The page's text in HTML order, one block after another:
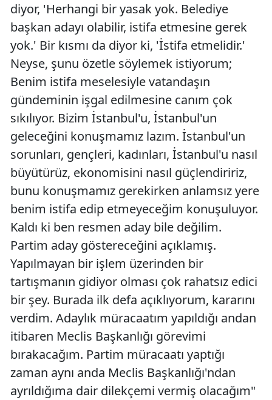
diyor, 'Herhangi bir yasak yok. Belediye
başkan adayı olabilir, istifa etmesine gerek
yok.' Bir kısmı da diyor ki, 'İstifa etmelidir.'
Neyse, şunu özetle söylemek istiyorum;
Benim istifa meselesiyle vatandaşın
gündeminin işgal edilmesine canım çok
sıkılıyor. Bizim İstanbul'u, İstanbul'un
geleceğini konuşmamız lazım. İstanbul'un
sorunları, gençleri, kadınları, İstanbul'u nasıl
büyütürüz, ekonomisini nasıl güçlendiririz,
bunu konuşmamız gerekirken anlamsız yere
benim istifa edip etmeyeceğim konuşuluyor.
Kaldı ki ben resmen aday bile değilim.
Partim aday göstereceğini açıklamış.
Yapılmayan bir işlem üzerinden bir
tartışmanın gidiyor olması çok rahatsız edici
bir şey. Burada ilk defa açıklıyorum, kararını
verdim. Adaylık müracaatım yapıldığı andan
itibaren Meclis Başkanlığı görevimi
bırakacağım. Partim müracaatı yaptığı
zaman aynı anda Meclis Başkanlığı'ndan
ayrıldığıma dair dilekçemi vermiş olacağım"